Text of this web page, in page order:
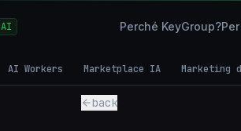
AI Perché KeyGroup?
AI Workers Marketplace IA Marketing
back